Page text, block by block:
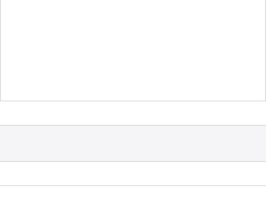
контроля, что особенно важно при
медицинской помощи и улучшение